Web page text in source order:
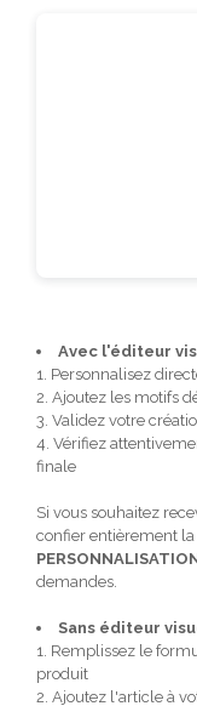
Avec l'éditeur
1. Personnalisez
2. Ajoutez les motifs
3. Validez votre
4. Vérifiez
finale
Si vous souhaitez
confier entièrement
demandes.
Sans éditeur
1. Remplissez le
produit
2. Ajoutez l'article à